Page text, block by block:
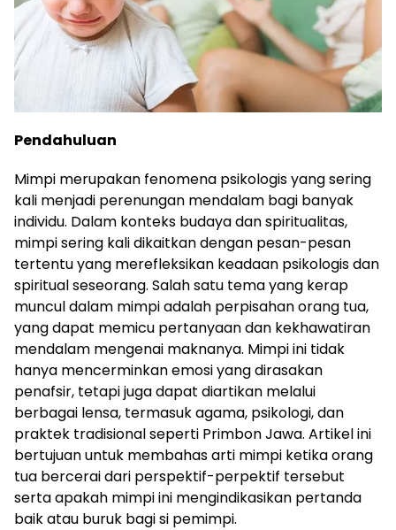
Pendahuluan
Mimpi merupakan fenomena psikologis yang sering
kali menjadi perenungan mendalam bagi banyak
individu. Dalam konteks budaya dan spiritualitas,
mimpi sering kali dikaitkan dengan pesan-pesan
tertentu yang merefleksikan keadaan psikologis dan
spiritual seseorang. Salah satu tema yang kerap
muncul dalam mimpi adalah perpisahan orang tua,
yang dapat memicu pertanyaan dan kekhawatiran
mendalam mengenai maknanya. Mimpi ini tidak
hanya mencerminkan emosi yang dirasakan
penafsir, tetapi juga dapat diartikan melalui
berbagai lensa, termasuk agama, psikologi, dan
praktek tradisional seperti Primbon Jawa. Artikel ini
bertujuan untuk membahas arti mimpi ketika orang
tua bercerai dari perspektif-perpektif tersebut
serta apakah mimpi ini mengindikasikan pertanda
baik atau buruk bagi si pemimpi.